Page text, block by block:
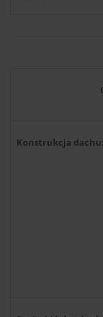
Konstrukcja dachu: